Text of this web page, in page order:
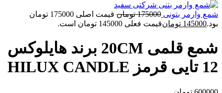
شمع وارمر بتونی 175000 تومان
قیمت اصلی 175000 تومان
بود.145000 تومانقیمت فعلی 145000 تومان است.
شمع قلمی 20CM برند هایلوکس
12 تایی قرمز HILUX CANDLE